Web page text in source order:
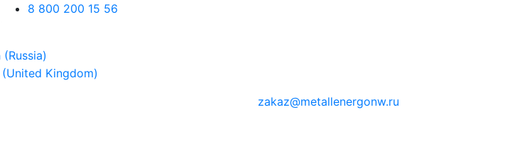
8 800 200 15 56
zakaz@metallenergonw.ru